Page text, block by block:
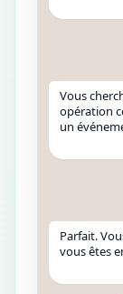
Vous
opération
un
Parfait.
vous êtes